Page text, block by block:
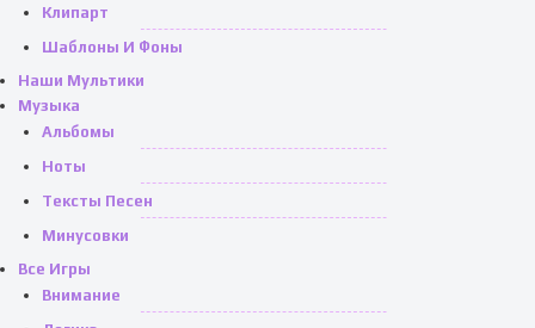
Клипарт
Шаблоны И Фоны
Наши Мультики
Музыка
Альбомы
Ноты
Тексты Песен
Минусовки
Все Игры
Внимание